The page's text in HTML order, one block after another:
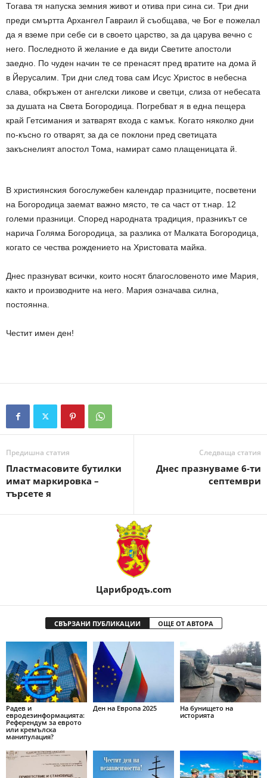
Тогава тя напуска земния живот и отива при сина си. Три дни
преди смъртта Архангел Гавраил й съобщава, че Бог е пожелал
да я вземе при себе си в своето царство, за да царува вечно с
него. Последното й желание е да види Светите апостоли
заедно. По чуден начин те се пренасят пред вратите на дома й
в Йерусалим. Три дни след това сам Исус Христос в небесна
слава, обкръжен от ангелски ликове и светци, слиза от небесата
за душата на Света Богородица. Погребват я в една пещера
край Гетсимания и затварят входа с камък. Когато няколко дни
по-късно го отварят, за да се поклони пред светицата
закъснелият апостол Тома, намират само плащеницата й.
В християнския богослужебен календар празниците, посветени
на Богородица заемат важно място, те са част от т.нар. 12
големи празници. Според народната традиция, празникът се
нарича Голяма Богородица, за разлика от Малката Богородица,
когато се чества рождението на Христовата майка.
Днес празнуват всички, които носят благословеното име Мария,
както и производните на него. Мария означава силна,
постоянна.
Честит имен ден!
Предишна статия
Пластмасовите бутилки
имат маркировка –
търсете я
Следваща статия
Днес празнуваме 6-ти
септември
Царибродъ.com
СВЪРЗАНИ ПУБЛИКАЦИИ ОЩЕ ОТ АВТОРА
Радев и
евродезинформацията:
Референдум за еврото
или кремълска
манипулация?
Ден на Европа 2025
На бунището на
историята